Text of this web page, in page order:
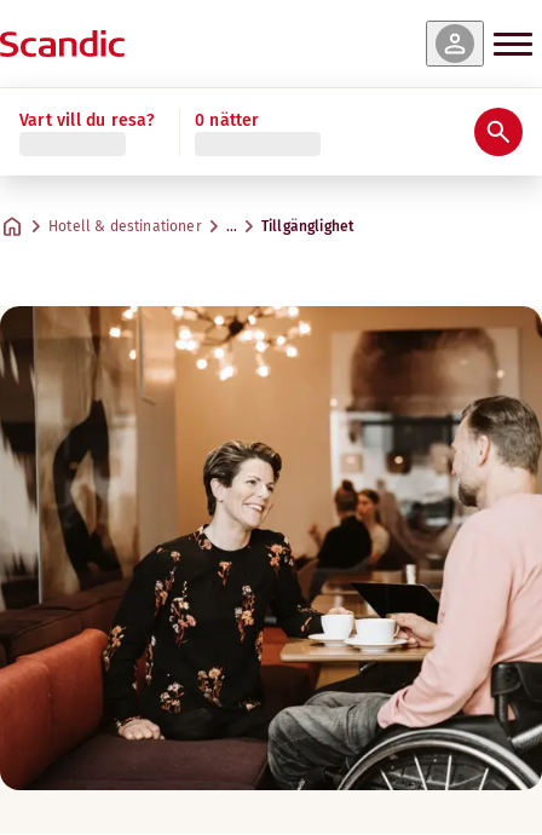
Vart vill du resa? 0 nätter
Hotell & destinationer … Tillgänglighet